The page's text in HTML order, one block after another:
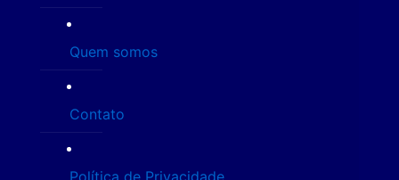
Quem somos
Contato